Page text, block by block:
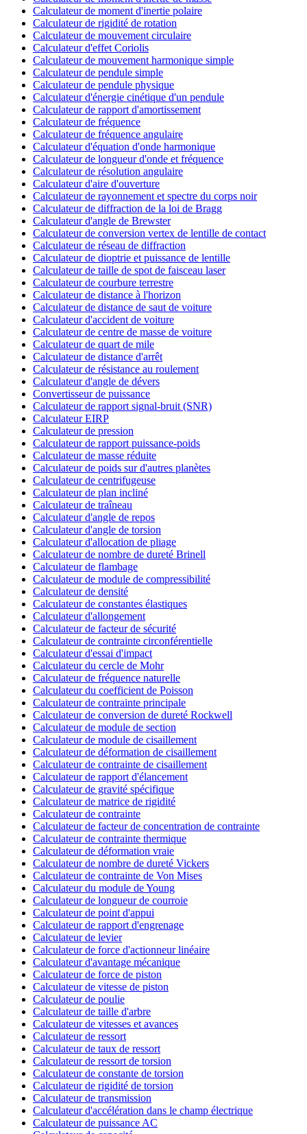
Calculateur de moment d'inertie polaire
Calculateur de rigidité de rotation
Calculateur de mouvement circulaire
Calculateur d'effet Coriolis
Calculateur de mouvement harmonique simple
Calculateur de pendule simple
Calculateur de pendule physique
Calculateur d'énergie cinétique d'un pendule
Calculateur de rapport d'amortissement
Calculateur de fréquence
Calculateur de fréquence angulaire
Calculateur d'équation d'onde harmonique
Calculateur de longueur d'onde et fréquence
Calculateur de résolution angulaire
Calculateur d'aire d'ouverture
Calculateur de rayonnement et spectre du corps noir
Calculateur de diffraction de la loi de Bragg
Calculateur d'angle de Brewster
Calculateur de conversion vertex de lentille de contact
Calculateur de réseau de diffraction
Calculateur de dioptrie et puissance de lentille
Calculateur de taille de spot de faisceau laser
Calculateur de courbure terrestre
Calculateur de distance à l'horizon
Calculateur de distance de saut de voiture
Calculateur d'accident de voiture
Calculateur de centre de masse de voiture
Calculateur de quart de mile
Calculateur de distance d'arrêt
Calculateur de résistance au roulement
Calculateur d'angle de dévers
Convertisseur de puissance
Calculateur de rapport signal-bruit (SNR)
Calculateur EIRP
Calculateur de pression
Calculateur de rapport puissance-poids
Calculateur de masse réduite
Calculateur de poids sur d'autres planètes
Calculateur de centrifugeuse
Calculateur de plan incliné
Calculateur de traîneau
Calculateur d'angle de repos
Calculateur d'angle de torsion
Calculateur d'allocation de pliage
Calculateur de nombre de dureté Brinell
Calculateur de flambage
Calculateur de module de compressibilité
Calculateur de densité
Calculateur de constantes élastiques
Calculateur d'allongement
Calculateur de facteur de sécurité
Calculateur de contrainte circonférentielle
Calculateur d'essai d'impact
Calculateur du cercle de Mohr
Calculateur de fréquence naturelle
Calculateur du coefficient de Poisson
Calculateur de contrainte principale
Calculateur de conversion de dureté Rockwell
Calculateur de module de section
Calculateur de module de cisaillement
Calculateur de déformation de cisaillement
Calculateur de contrainte de cisaillement
Calculateur de rapport d'élancement
Calculateur de gravité spécifique
Calculateur de matrice de rigidité
Calculateur de contrainte
Calculateur de facteur de concentration de contrainte
Calculateur de contrainte thermique
Calculateur de déformation vraie
Calculateur de nombre de dureté Vickers
Calculateur de contrainte de Von Mises
Calculateur du module de Young
Calculateur de longueur de courroie
Calculateur de point d'appui
Calculateur de rapport d'engrenage
Calculateur de levier
Calculateur de force d'actionneur linéaire
Calculateur d'avantage mécanique
Calculateur de force de piston
Calculateur de vitesse de piston
Calculateur de poulie
Calculateur de taille d'arbre
Calculateur de vitesses et avances
Calculateur de ressort
Calculateur de taux de ressort
Calculateur de ressort de torsion
Calculateur de constante de torsion
Calculateur de rigidité de torsion
Calculateur de transmission
Calculateur d'accélération dans le champ électrique
Calculateur de puissance AC